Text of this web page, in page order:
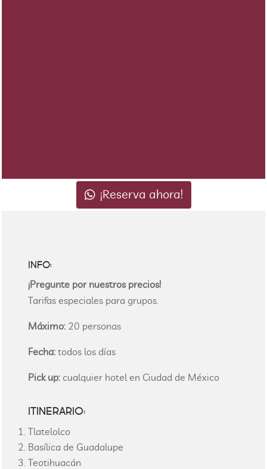
¡Reserva ahora!
INFO:
¡Pregunte por nuestros precios!
Tarifas especiales para grupos.
Máximo: 20 personas
Fecha: todos los días
Pick up: cualquier hotel en Ciudad de México
ITINERARIO:
Tlatelolco
Basílica de Guadalupe
Teotihuacán